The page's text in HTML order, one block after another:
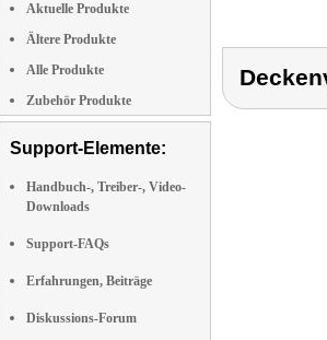
Aktuelle Produkte
Ältere Produkte
Alle Produkte
Zubehör Produkte
Support-Elemente:
Handbuch-, Treiber-, Video-
Downloads
Support-FAQs
Erfahrungen, Beiträge
Diskussions-Forum